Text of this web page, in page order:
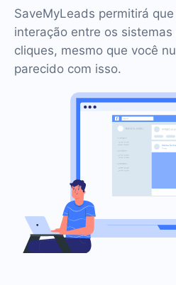
SaveMyLeads permitirá
interação entre os
cliques, mesmo que você
parecido com isso.